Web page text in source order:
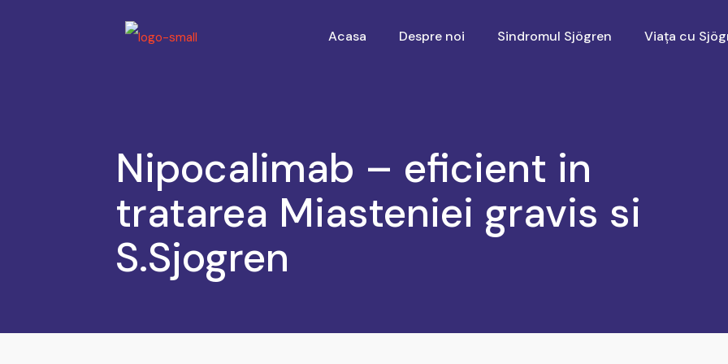
Acasa Despre noi Sindromul Sjögren Viața cu
Nipocalimab – eficient in
tratarea Miasteniei gravis si
S.Sjogren